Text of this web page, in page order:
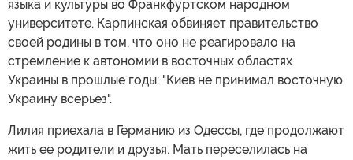
языка и культуры во Франкфуртском народном
университете. Карпинская обвиняет правительство
своей родины в том, что оно не реагировало на
стремление к автономии в восточных областях
Украины в прошлые годы: "Киев не принимал восточную
Украину всерьез".
Лилия приехала в Германию из Одессы, где продолжают
жить ее родители и друзья. Мать переселилась на